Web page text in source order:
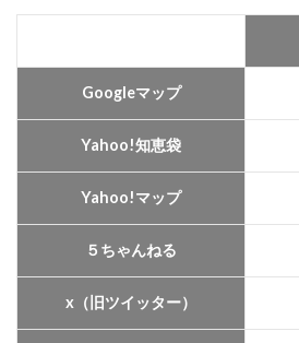
Googleマップ
Yahoo!知恵袋
Yahoo!マップ
５ちゃんねる
x（旧ツイッター）